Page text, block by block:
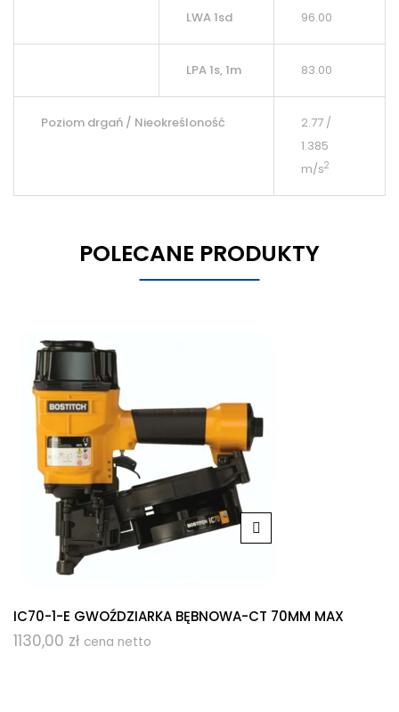
LWA 1sd 96.00
LPA 1s, 1m 83.00
Poziom drgań / Nieokreśloność
2.77 /
1.385
m/s2
POLECANE PRODUKTY
IC70-1-E GWOŹDZIARKA BĘBNOWA-CT 70MM MAX
1130,00 zł cena netto